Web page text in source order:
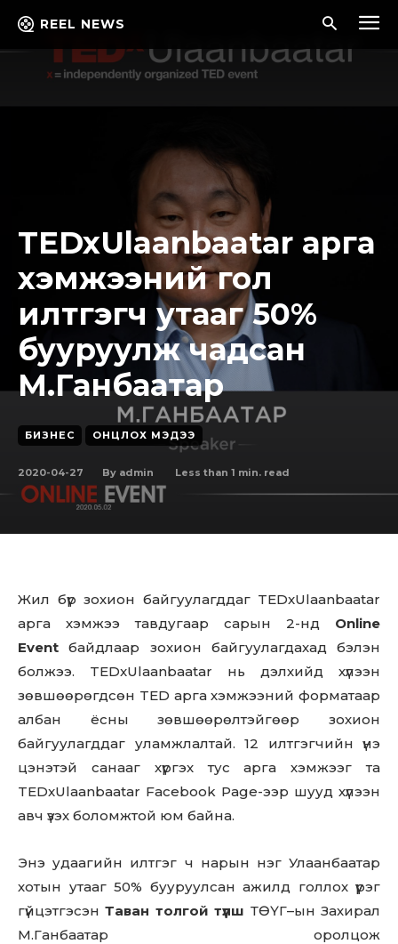
REEL NEWS
TEDxUlaanbaatar арга
хэмжээний гол
илтгэгч утааг 50%
бууруулж чадсан
М.Ганбаатар
БИЗНЕС ОНЦЛОХ МЭДЭЭ
2020-04-27 By admin Less than 1 min. read
Жил бүр зохион байгуулагддаг TEDxUlaanbaatar
арга хэмжээ тавдугаар сарын 2-нд
Online
Event байдлаар зохион байгуулагдахад бэлэн
болжээ. TEDxUlaanbaatar нь дэлхийд хүлээн
зөвшөөрөгдсөн TED арга хэмжээний форматаар
албан ёсны зөвшөөрөлтэйгөөр зохион
байгуулагддаг уламжлалтай. 12 илтгэгчийн үнэ
цэнэтэй санааг хүргэх тус арга хэмжээг та
TEDxUlaanbaatar Facebook Page-ээр шууд хүлээн
авч үзэх боломжтой юм байна.
Энэ удаагийн илтгэг ч нарын нэг Улаанбаатар
хотын утааг 50% бууруулсан ажилд голлох үүрэг
гүйцэтгэсэнТаван толгой түлш ТӨҮГ–ын Захирал
М.Ганбаатар оролцож